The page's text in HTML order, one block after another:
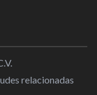
relacionadas